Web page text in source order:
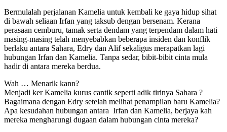
Bermulalah perjalanan Kamelia untuk kembali ke gaya hidup sihat
di bawah seliaan Irfan yang taksub dengan bersenam. Kerana
perasaan cemburu, tamak serta dendam yang terpendam dalam hati
masing-masing telah menyebabkan beberapa insiden dan konflik
berlaku antara Sahara, Edry dan Alif sekaligus merapatkan lagi
hubungan Irfan dan Kamelia. Tanpa sedar, bibit-bibit cinta mula
hadir di antara mereka berdua.
Wah … Menarik kann?
Menjadi ker Kamelia kurus cantik seperti adik tirinya Sahara ?
Bagaimana dengan Edry setelah melihat penampilan baru Kamelia?
Apa kesudahan hubungan antara Irfan dan Kamelia, berjaya kah
mereka mengharungi dugaan dalam hubungan cinta mereka?